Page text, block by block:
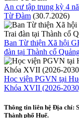
An cư tập trung kỳ 4
Từ Đàm (30.7.2026)
Ban Từ thiện Xã hội
đàn tại Thành cổ
Học viện PGVN tại
Khóa XVII (2026-
Thông tin liên hệ Địa chỉ:
Thành phố Huế.